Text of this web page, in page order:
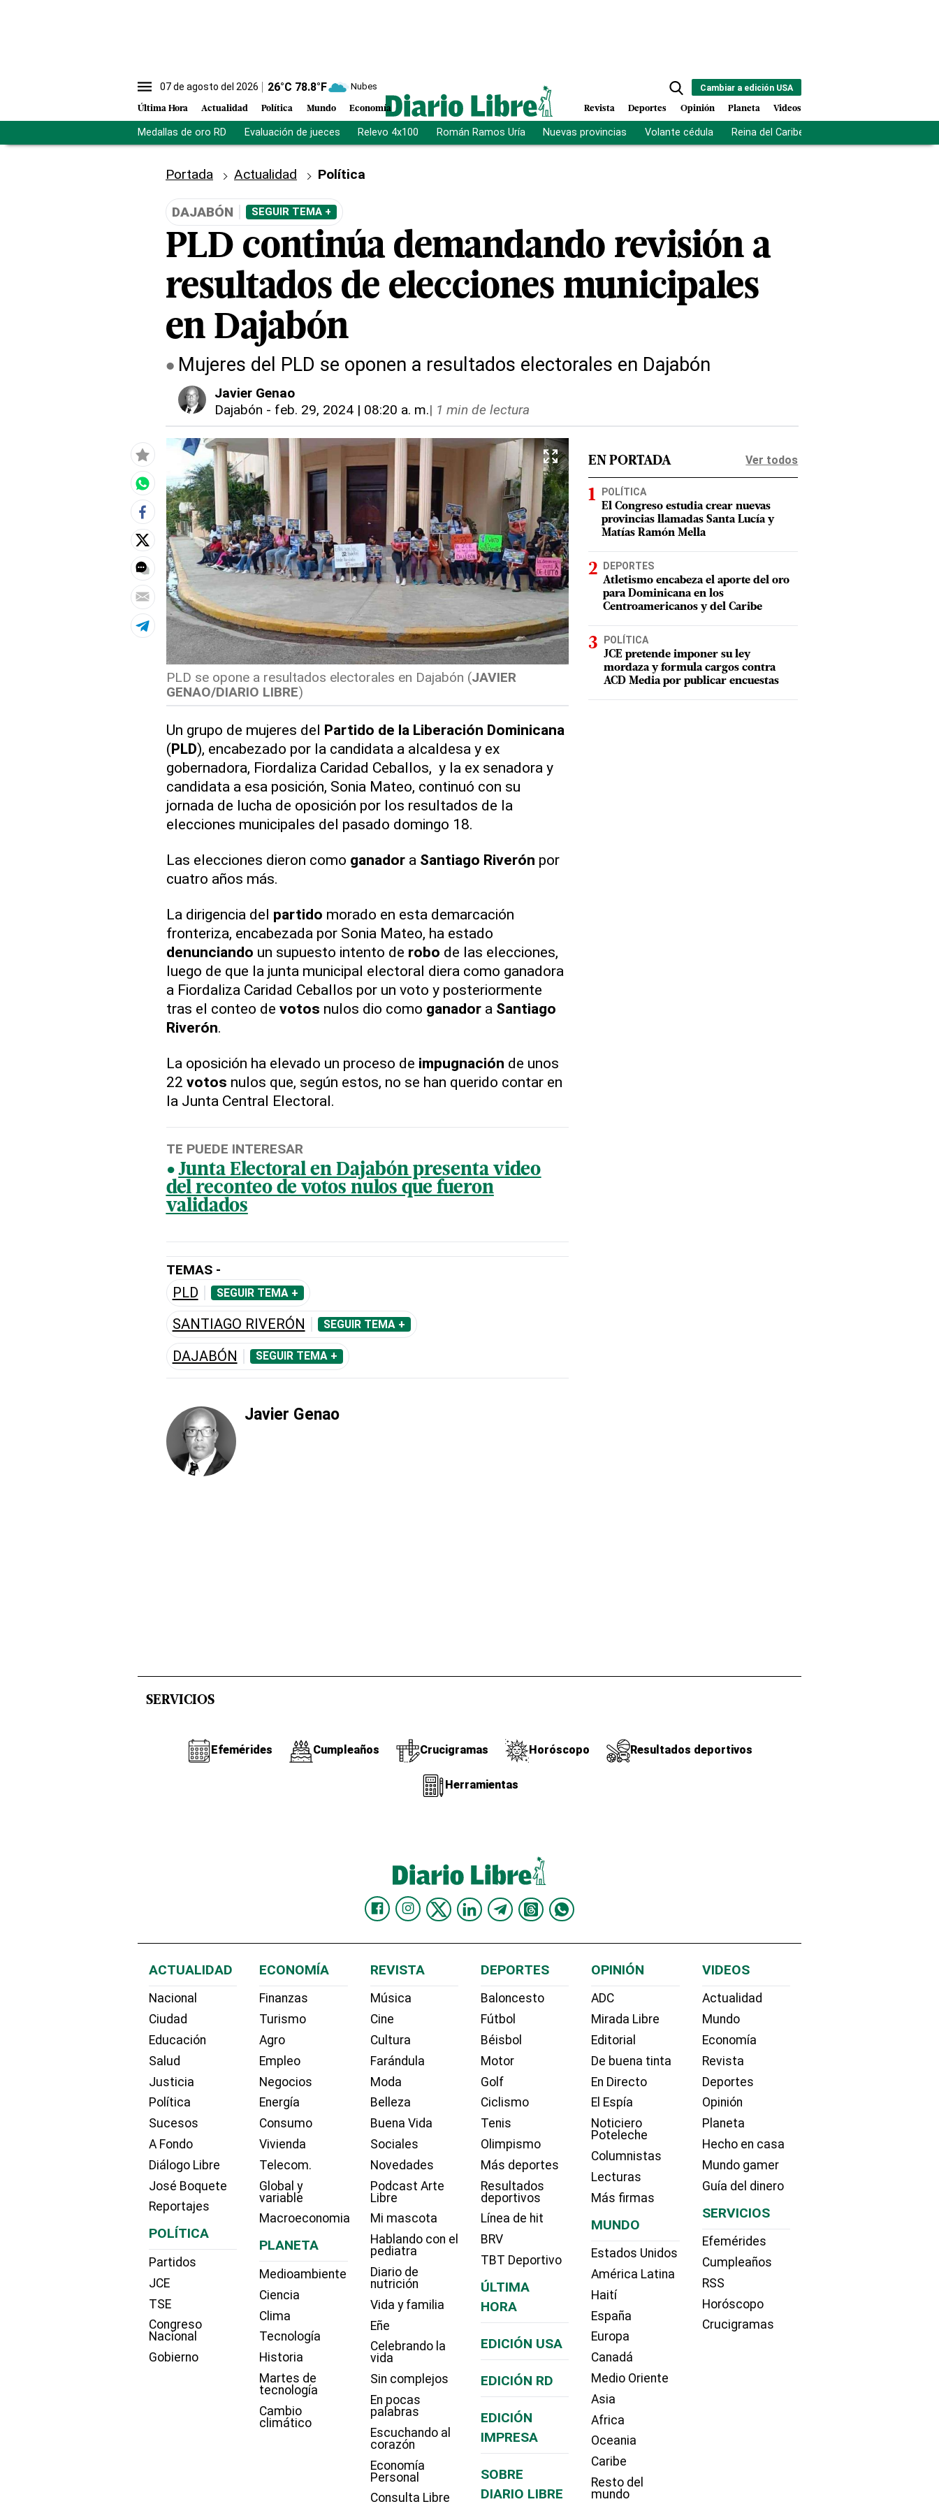
07 de agosto del 2026 26°C 78.8°F Nubes
Última Hora Actualidad Política Mundo Economía
Cambiar a edición USA
Revista Deportes Opinión Planeta Videos
Medallas de oro RD Evaluación de jueces Relevo 4x100 Román Ramos Uría Nuevas provincias Volante cédula Reina del Caribe
Portada Actualidad Política
DAJABÓN SEGUIR TEMA +
PLD continúa demandando revisión a
resultados de elecciones municipales
en Dajabón
Mujeres del PLD se oponen a resultados electorales en Dajabón
Javier Genao
Dajabón - feb. 29, 2024 | 08:20 a. m.| 1 min de lectura
PLD se opone a resultados electorales en Dajabón (JAVIER
GENAO/DIARIO LIBRE)
Un grupo de mujeres del Partido de la Liberación Dominicana
(PLD), encabezado por la candidata a alcaldesa y ex
gobernadora, Fiordaliza Caridad Ceballos, y la ex senadora y
candidata a esa posición, Sonia Mateo, continuó con su
jornada de lucha de oposición por los resultados de la
elecciones municipales del pasado domingo 18.
Las elecciones dieron como ganadora Santiago Riverón por
cuatro años más.
La dirigencia del partido morado en esta demarcación
fronteriza, encabezada por Sonia Mateo, ha estado
denunciando un supuesto intento de robo de las elecciones,
luego de que la junta municipal electoral diera como ganadora
a Fiordaliza Caridad Ceballos por un voto y posteriormente
tras el conteo de votos nulos dio como ganadora Santiago
Riverón.
La oposición ha elevado un proceso de impugnación de unos
22 votos nulos que, según estos, no se han querido contar en
la Junta Central Electoral.
TE PUEDE INTERESAR
Junta Electoral en Dajabón presenta video
del reconteo de votos nulos que fueron
validados
TEMAS -
PLD SEGUIR TEMA +
SANTIAGO RIVERÓN SEGUIR TEMA +
DAJABÓN SEGUIR TEMA +
Javier Genao
EN PORTADA Ver todos
POLÍTICA
El Congreso estudia crear nuevas
provincias llamadas Santa Lucía y
Matías Ramón Mella
DEPORTES
Atletismo encabeza el aporte del oro
para Dominicana en los
Centroamericanos y del Caribe
POLÍTICA
JCE pretende imponer su ley
mordaza y formula cargos contra
ACD Media por publicar encuestas
SERVICIOS
Efemérides Cumpleaños Crucigramas Horóscopo Resultados deportivos
Herramientas
ACTUALIDAD
Nacional
Ciudad
Educación
Salud
Justicia
Política
Sucesos
A Fondo
Diálogo Libre
José Boquete
Reportajes
POLÍTICA
Partidos
JCE
TSE
Congreso
Nacional
Gobierno
ECONOMÍA
Finanzas
Turismo
Agro
Empleo
Negocios
Energía
Consumo
Vivienda
Telecom.
Global y
variable
Macroeconomia
PLANETA
Medioambiente
Ciencia
Clima
Tecnología
Historia
Martes de
tecnología
Cambio
climático
REVISTA
Música
Cine
Cultura
Farándula
Moda
Belleza
Buena Vida
Sociales
Novedades
Podcast Arte
Libre
Mi mascota
Hablando con el
pediatra
Diario de
nutrición
Vida y familia
Eñe
Celebrando la
vida
Sin complejos
En pocas
palabras
Escuchando al
corazón
Economía
Personal
Consulta Libre
DEPORTES
Baloncesto
Fútbol
Béisbol
Motor
Golf
Ciclismo
Tenis
Olimpismo
Más deportes
Resultados
deportivos
Línea de hit
BRV
TBT Deportivo
ÚLTIMA
HORA
EDICIÓN USA
EDICIÓN RD
EDICIÓN
IMPRESA
SOBRE
DIARIO LIBRE
OPINIÓN
ADC
Mirada Libre
Editorial
De buena tinta
En Directo
El Espía
Noticiero
Poteleche
Columnistas
Lecturas
Más firmas
MUNDO
Estados Unidos
América Latina
Haití
España
Europa
Canadá
Medio Oriente
Asia
Africa
Oceania
Caribe
Resto del
mundo
VIDEOS
Actualidad
Mundo
Economía
Revista
Deportes
Opinión
Planeta
Hecho en casa
Mundo gamer
Guía del dinero
SERVICIOS
Efemérides
Cumpleaños
RSS
Horóscopo
Crucigramas